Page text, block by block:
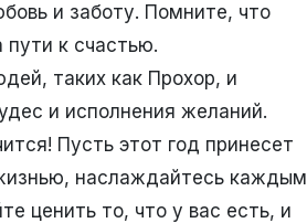
и заботу. Помните, что
к счастью.
таких как Прохор, и
и исполнения желаний.
Пусть этот год принесет
наслаждайтесь каждым
ценить то, что у вас есть, и